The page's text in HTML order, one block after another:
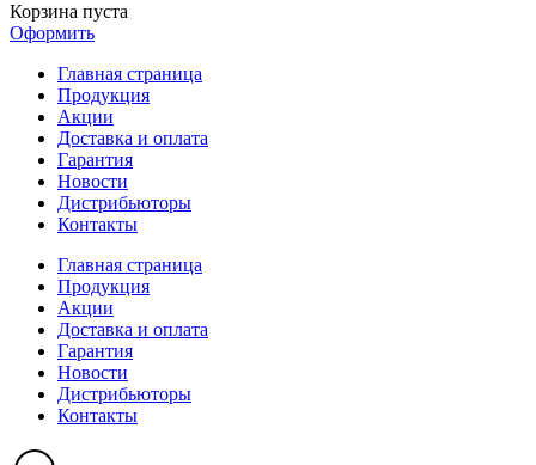
Корзина пуста
Оформить
Главная страница
Продукция
Акции
Доставка и оплата
Гарантия
Новости
Дистрибьюторы
Контакты
Главная страница
Продукция
Акции
Доставка и оплата
Гарантия
Новости
Дистрибьюторы
Контакты